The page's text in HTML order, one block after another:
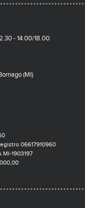
- 14.00/18.00
(MI)
06617910960
MI-1903197